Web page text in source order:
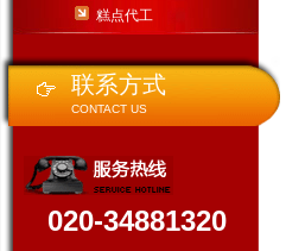
糕点代工
联系方式
CONTACT US
020-34881320